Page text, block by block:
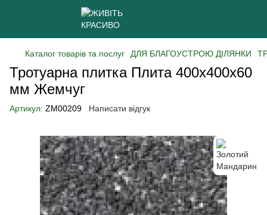
Каталог товарів та послуг ДЛЯ БЛАГОУСТРОЮ ДІЛЯНКИ
Тротуарна плитка Плита 400х400х60
мм Жемчуг
Артикул: ZM00209 Написати відгук